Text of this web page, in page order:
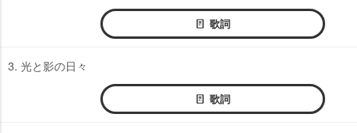
歌詞
3. 光と影の日々
歌詞